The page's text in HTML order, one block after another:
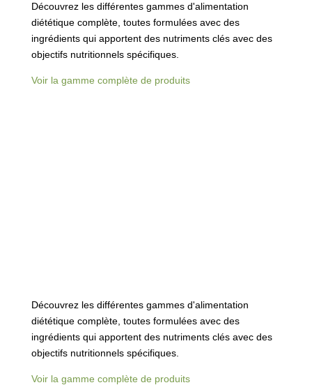
Découvrez les différentes gammes d'alimentation
diététique complète, toutes formulées avec des
ingrédients qui apportent des nutriments clés avec des
objectifs nutritionnels spécifiques.
Voir la gamme complète de produits
Découvrez les différentes gammes d'alimentation
diététique complète, toutes formulées avec des
ingrédients qui apportent des nutriments clés avec des
objectifs nutritionnels spécifiques.
Voir la gamme complète de produits